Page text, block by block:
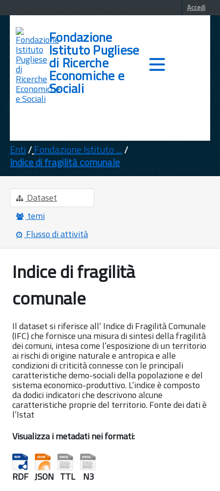
Accedi
Fondazione
Istituto Pugliese
di Ricerche
Economiche e
Sociali
TEMI
INFORMAZIONI
Enti
Fondazione Istituto ...
Indice di fragilità comunale
Dataset
temi
Flusso di attività
Indice di fragilità
comunale
Il dataset si riferisce all’ Indice di Fragilità Comunale
(IFC) che fornisce una misura di sintesi della fragilità
dei comuni, intesa come l’esposizione di un territorio
ai rischi di origine naturale e antropica e alle
condizioni di criticità connesse con le principali
caratteristiche demo-sociali della popolazione e del
sistema economico-produttivo. L’indice è composto
da dodici indicatori che descrivono alcune
caratteristiche proprie del territorio. Fonte dei dati è
l’Istat
Visualizza i metadati nei formati:
RDF JSON TTL N3